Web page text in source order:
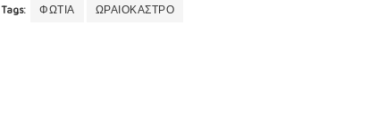
Tags: ΦΩΤΙΑ ΩΡΑΙΟΚΑΣΤΡΟ